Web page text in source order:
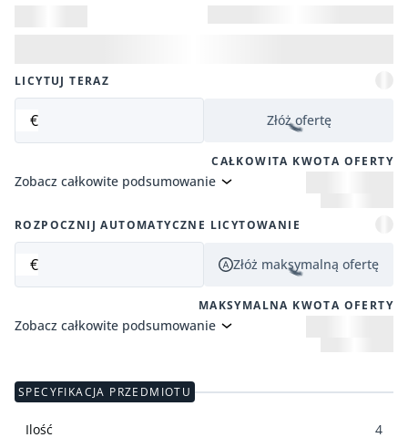
LICYTUJ TERAZ
€ Złóż ofertę
CAŁKOWITA KWOTA OFERTY
Zobacz całkowite podsumowanie
ROZPOCZNIJ AUTOMATYCZNE LICYTOWANIE
€ Złóż maksymalną ofertę
MAKSYMALNA KWOTA OFERTY
Zobacz całkowite podsumowanie
SPECYFIKACJA PRZEDMIOTU
Ilość 4